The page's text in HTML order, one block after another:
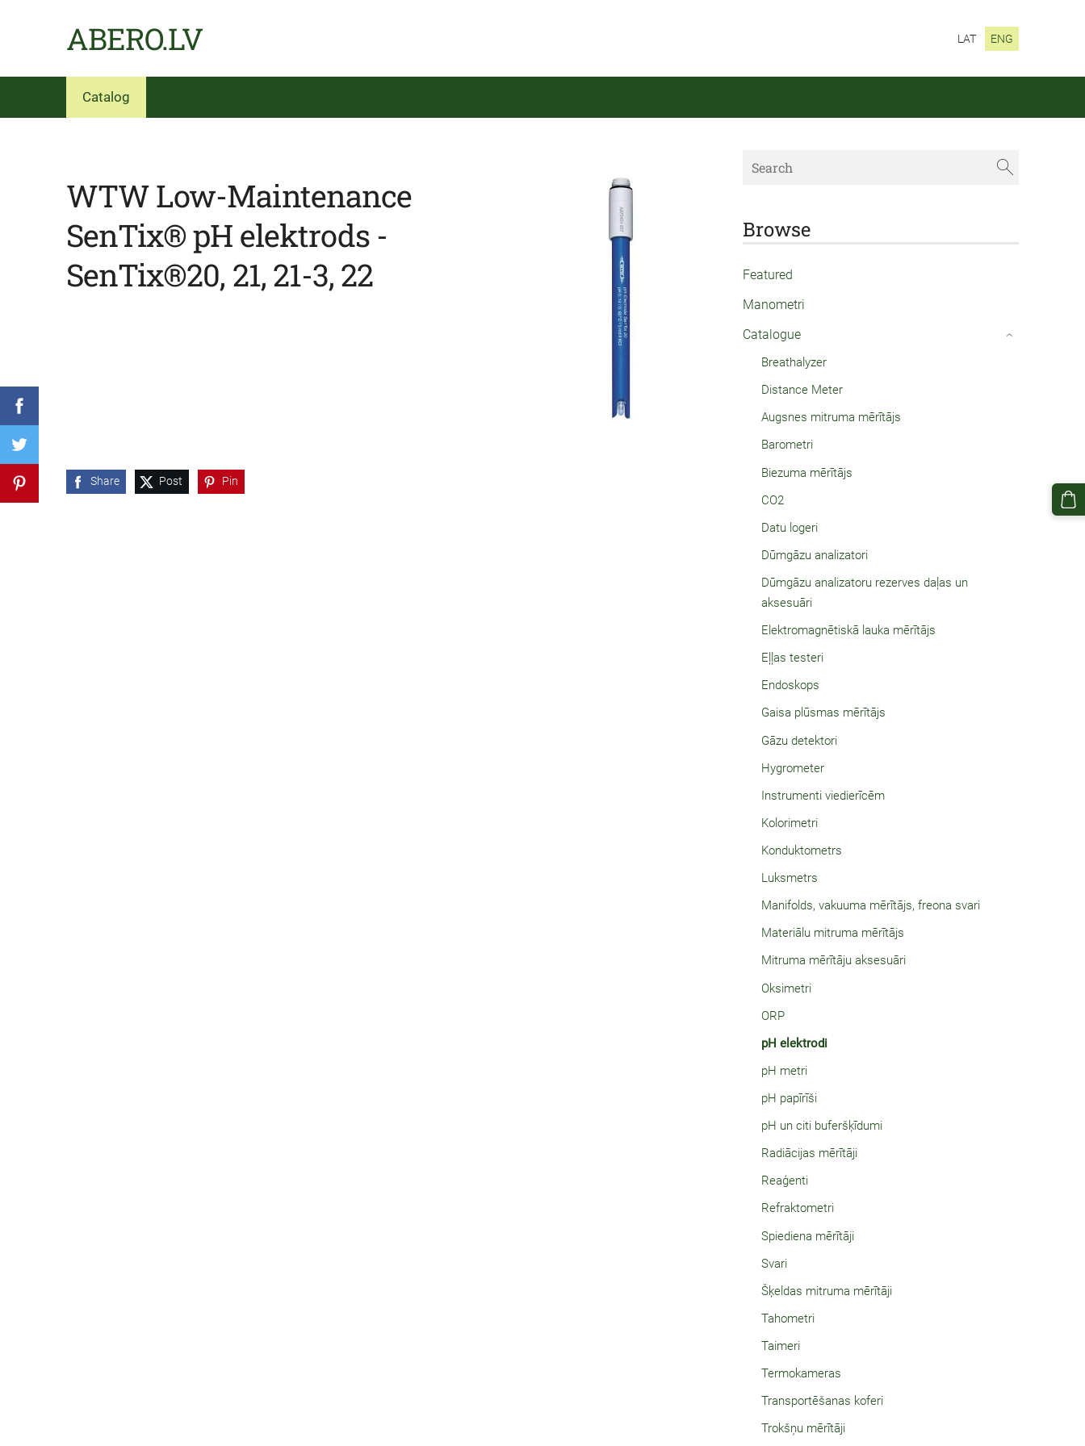
ABERO.LV LAT ENG
Catalog
Browse
Featured
Manometri
Catalogue
Breathalyzer
Distance Meter
Augsnes mitruma mērītājs
Barometri
Biezuma mērītājs
CO2
Datu logeri
Dūmgāzu analizatori
Dūmgāzu analizatoru rezerves daļas un
aksesuāri
Elektromagnētiskā lauka mērītājs
Eļļas testeri
Endoskops
Gaisa plūsmas mērītājs
Gāzu detektori
Hygrometer
Instrumenti viedierīcēm
Kolorimetri
Konduktometrs
Luksmetrs
Manifolds, vakuuma mērītājs, freona svari
Materiālu mitruma mērītājs
Mitruma mērītāju aksesuāri
Oksimetri
ORP
pH elektrodi
pH metri
pH papīrīši
pH un citi buferšķīdumi
Radiācijas mērītāji
Reaģenti
Refraktometri
Spiediena mērītāji
Svari
Šķeldas mitruma mērītāji
Tahometri
Taimeri
Termokameras
Transportēšanas koferi
Trokšņu mērītāji
›
WTW Low-Maintenance
SenTix® pH elektrods -
SenTix®20, 21, 21-3, 22
Share Post Pin